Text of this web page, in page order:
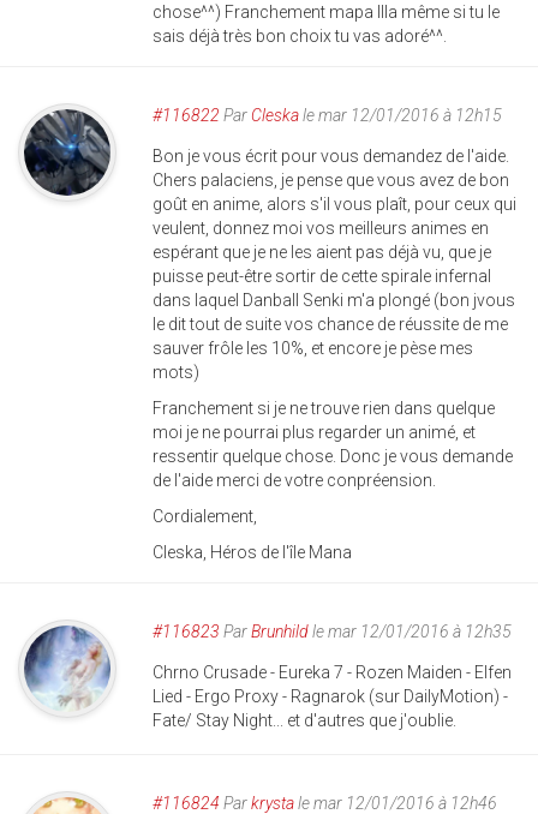
chose^^) Franchement mapa Illa même si tu le
sais déjà très bon choix tu vas adoré^^.
#116822 Par Cleskale mar 12/01/2016 à 12h15
Bon je vous écrit pour vous demandez de l'aide.
Chers palaciens, je pense que vous avez de bon
goût en anime, alors s'il vous plaît, pour ceux qui
veulent, donnez moi vos meilleurs animes en
espérant que je ne les aient pas déjà vu, que je
puisse peut-être sortir de cette spirale infernal
dans laquel Danball Senki m'a plongé (bon jvous
le dit tout de suite vos chance de réussite de me
sauver frôle les 10%, et encore je pèse mes
mots)
Franchement si je ne trouve rien dans quelque
moi je ne pourrai plus regarder un animé, et
ressentir quelque chose. Donc je vous demande
de l'aide merci de votre conpréension.
Cordialement,
Cleska, Héros de l'île Mana
#116823 ParBrunhildle mar 12/01/2016 à 12h35
Chrno Crusade - Eureka 7 - Rozen Maiden - Elfen
Lied - Ergo Proxy - Ragnarok (sur DailyMotion) -
Fate/ Stay Night... et d'autres que j'oublie.
#116824 Parkrystale mar 12/01/2016 à 12h46